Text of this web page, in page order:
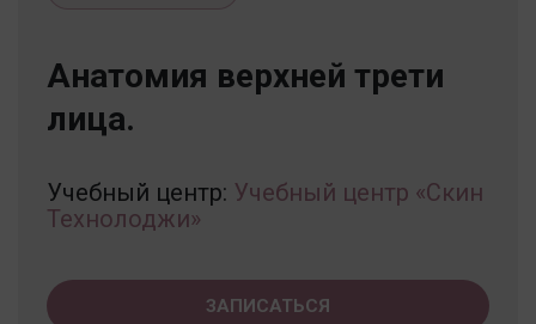
Анатомия верхней трети
лица.
Учебный центр: Учебный центр «Скин
Технолоджи»
ЗАПИСАТЬСЯ